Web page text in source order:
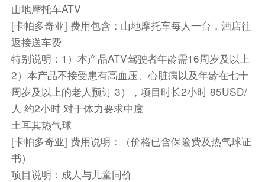
早餐：酒店早餐 中餐：当地午餐 晚餐：酒店晚餐
住宿：当地五星温泉酒店
交通：旅游巴士 航班号： 机型： 飞行时间：
餐饮
早餐：包含
中餐：包含
晚餐：包含
住宿
当地5星级酒店
第8天 帕姆卡莱 库萨达斯
Day8 帕姆卡莱 - 库萨达斯
山地摩托车ATV
[卡帕多奇亚] 费用包含：山地摩托车每人一台，酒店往
返接送车费
特别说明：1）本产品ATV驾驶者年龄需16周岁及以上
2）本产品不接受患有高血压、心脏病以及年龄在七十
周岁及以上的老人预订 3），项目时长2小时 85USD/
人 约2小时 对于体力要求中度
土耳其热气球
[卡帕多奇亚] 费用说明：（价格已含保险费及热气球证
书）
项目说明：成人与儿童同价